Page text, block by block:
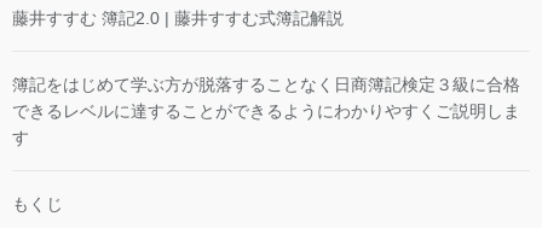
藤井すすむ 簿記2.0 | 藤井すすむ式簿記解説
簿記をはじめて学ぶ方が脱落することなく日商簿記検定３級に合格
できるレベルに達することができるようにわかりやすくご説明しま
す
もくじ